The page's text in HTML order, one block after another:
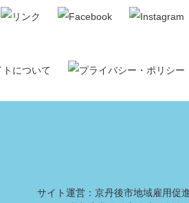
サイト運営：京丹後市地域雇用促